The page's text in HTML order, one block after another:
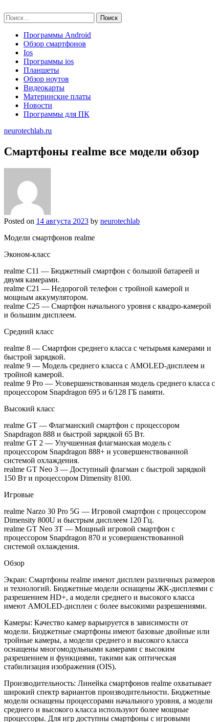
to
content
Найти:
Программы Android
Обзор смартфонов
Ios
Программы ios
Планшеты
Обзор ноутов
Видеокарты
Материнские платы
Новости
Программы для ПК
neurotechlab.ru
Смартфоны realme все модели обзор
Posted on 14 августа 2023 by neurotechlab
Модели смартфонов realme
Эконом-класс
realme C11 — Бюджетный смартфон с большой батареей и
двумя камерами.
realme C21 — Недорогой телефон с тройной камерой и
мощным аккумулятором.
realme C25 — Смартфон начального уровня с квадро-камерой
и большим дисплеем.
Средний класс
realme 8 — Смартфон среднего класса с четырьмя камерами и
быстрой зарядкой.
realme 9 — Модель среднего класса с AMOLED-дисплеем и
тройной камерой.
realme 9 Pro — Усовершенствованная модель среднего класса с
процессором Snapdragon 695 и 6/128 ГБ памяти.
Высокий класс
realme GT — Флагманский смартфон с процессором
Snapdragon 888 и быстрой зарядкой 65 Вт.
realme GT 2 — Улучшенная флагманская модель с
процессором Snapdragon 888+ и усовершенствованной
системой охлаждения.
realme GT Neo 3 — Доступный флагман с быстрой зарядкой
150 Вт и процессором Dimensity 8100.
Игровые
realme Narzo 30 Pro 5G — Игровой смартфон с процессором
Dimensity 800U и быстрым дисплеем 120 Гц.
realme GT Neo 3T — Мощный игровой смартфон с
процессором Snapdragon 870 и усовершенствованной
системой охлаждения.
Обзор
Экран: Смартфоны realme имеют дисплеи различных размеров
и технологий. Бюджетные модели оснащены ЖК-дисплеями с
разрешением HD+, а модели среднего и высокого класса
имеют AMOLED-дисплеи с более высокими разрешениями.
Камеры: Качество камер варьируется в зависимости от
модели. Бюджетные смартфоны имеют базовые двойные или
тройные камеры, а модели среднего и высокого класса
оснащены многомодульными камерами с высоким
разрешением и функциями, такими как оптическая
стабилизация изображения (OIS).
Производительность: Линейка смартфонов realme охватывает
широкий спектр вариантов производительности. Бюджетные
модели оснащены процессорами начального уровня, а модели
среднего и высокого класса используют более мощные
процессоры. Для игр доступны смартфоны с игровыми